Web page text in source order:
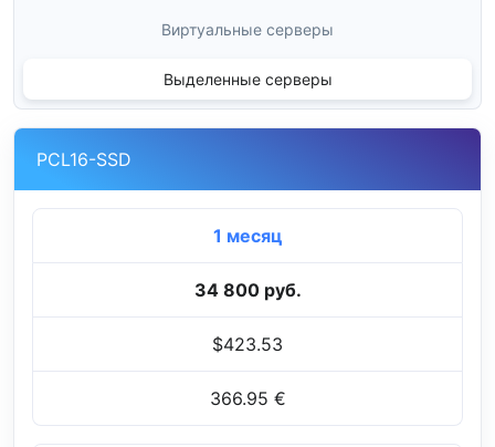
Виртуальные серверы
Выделенные серверы
PCL16-SSD
1 месяц
34 800 руб.
$423.53
366.95 €